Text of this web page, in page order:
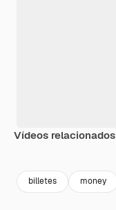
Vídeos relacionados
billetes money